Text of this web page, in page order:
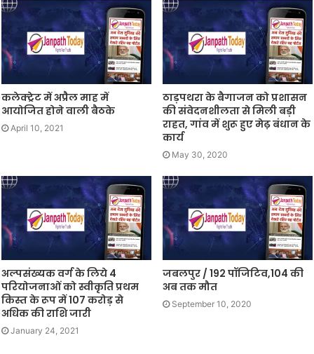
कलेक्ट्रेट में अप्रैल माह में
आयोजित होने वाली बैठके
April 10, 2021
ठाड़पथरा के बैगाजन को प्रशासन
की संवेदनशीलता से मिली बड़ी
राहत, गांव में शुरू हुए मेढ़ बंधान के
कार्य
May 30, 2020
अल्पसंख्यक वर्ग के लिये 4
परियोजनाओं को स्वीकृति प्रथम
किस्त के रूप में 107 करोड़ से
अधिक की राशि जारी
January 24, 2021
जबलपुर / 192 पॉजिटिव,104 की
अब तक मौत
September 10, 2020